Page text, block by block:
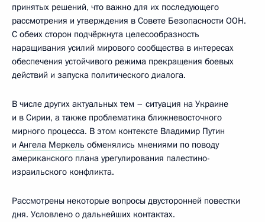
принятых решений, что важно для их последующего
рассмотрения и утверждения в Совете Безопасности ООН.
С обеих сторон подчёркнута целесообразность
наращивания усилий мирового сообщества в интересах
обеспечения устойчивого режима прекращения боевых
действий и запуска политического диалога.
В числе других актуальных тем – ситуация на Украине
и в Сирии, а также проблематика ближневосточного
мирного процесса. В этом контексте Владимир Путин
и Ангела Меркель обменялись мнениями по поводу
американского плана урегулирования палестино-
израильского конфликта.
Рассмотрены некоторые вопросы двусторонней повестки
дня. Условлено о дальнейших контактах.